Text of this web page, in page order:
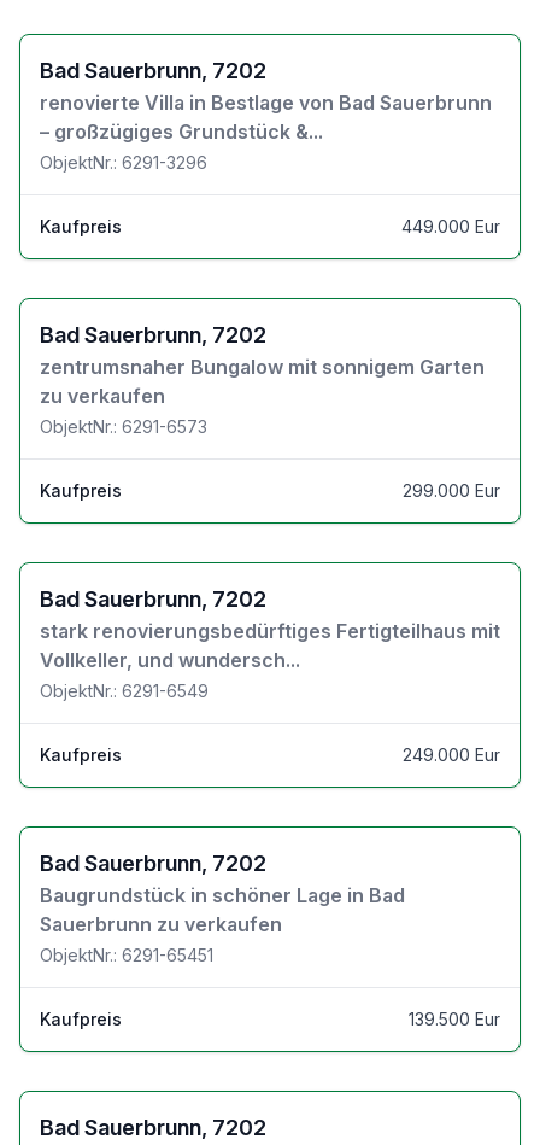
Zu den Objektdetails
Bad Sauerbrunn, 7202
renovierte Villa in Bestlage von Bad Sauerbrunn
– großzügiges Grundstück &...
ObjektNr.: 6291-3296
Kaufpreis 449.000 Eur
Zu den Objektdetails
Bad Sauerbrunn, 7202
zentrumsnaher Bungalow mit sonnigem Garten
zu verkaufen
ObjektNr.: 6291-6573
Kaufpreis 299.000 Eur
Zu den Objektdetails
Bad Sauerbrunn, 7202
stark renovierungsbedürftiges Fertigteilhaus mit
Vollkeller, und wundersch...
ObjektNr.: 6291-6549
Kaufpreis 249.000 Eur
Zu den Objektdetails
Bad Sauerbrunn, 7202
Baugrundstück in schöner Lage in Bad
Sauerbrunn zu verkaufen
ObjektNr.: 6291-65451
Kaufpreis 139.500 Eur
Zu den Objektdetails
Bad Sauerbrunn, 7202